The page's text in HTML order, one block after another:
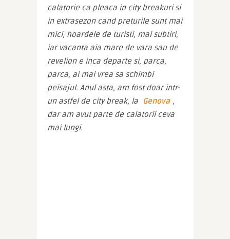
calatorie ca pleaca in city breakuri si
in extrasezon cand preturile sunt mai
mici, hoardele de turisti, mai subtiri,
iar vacanta aia mare de vara sau de
revelion e inca departe si, parca,
parca, ai mai vrea sa schimbi
peisajul. Anul asta, am fost doar intr-
un astfel de city break, la
Genova ,
dar am avut parte de calatorii ceva
mai lungi.